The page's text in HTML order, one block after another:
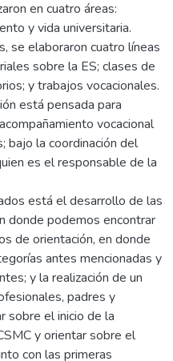
en cuatro áreas:
y vida universitaria.
se elaboraron cuatro líneas
sobre la ES; clases de
y trabajos vocacionales.
está pensada para
vocacional
bajo la coordinación del
es el responsable de la
está el desarrollo de las
donde podemos encontrar
de orientación, en donde
antes mencionadas y
y la realización de un
padres y
sobre el inicio de la
y orientar sobre el
con las primeras